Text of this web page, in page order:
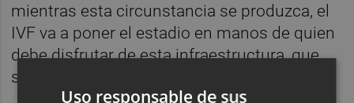
mientras esta circunstancia se produzca, el
IVF va a poner el estadio en manos de quien
debe disfrutar de esta infraestructura, que
son los alicantinos".
Uso responsable de sus